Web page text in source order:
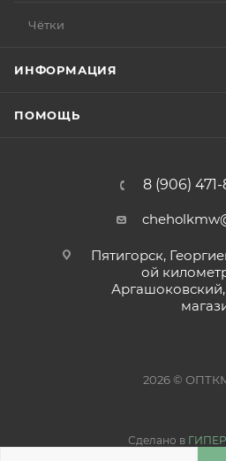
Чётки
ИНФОРМАЦИЯ
ПОМОЩЬ
8 (906)
Пятигорск,
ой
2026 ©
Сделано в